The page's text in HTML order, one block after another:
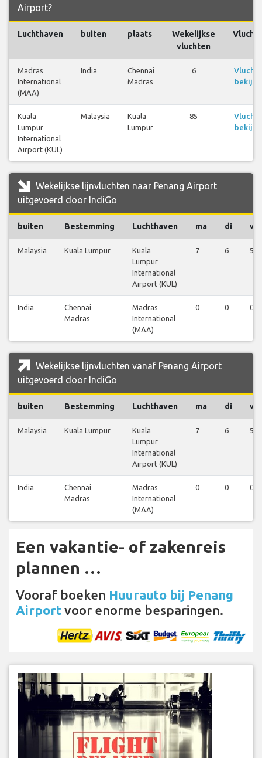
Airport?
Luchthaven buiten plaats
Wekelijkse
vluchten
Madras
International
(MAA)
India
Chennai
Madras
6
Kuala
Lumpur
International
Airport (KUL)
Malaysia
Kuala
Lumpur
85
Wekelijkse lijnvluchten naar Penang Airport
uitgevoerd door IndiGo
buiten Bestemming Luchthaven ma di wo
Malaysia Kuala Lumpur
Kuala
Lumpur
International
Airport (KUL)
7 6 5
India
Chennai
Madras
Madras
International
(MAA)
0 0 0
Wekelijkse lijnvluchten vanaf Penang Airport
uitgevoerd door IndiGo
buiten Bestemming Luchthaven ma di wo
Malaysia Kuala Lumpur
Kuala
Lumpur
International
Airport (KUL)
7 6 5
India
Chennai
Madras
Madras
International
(MAA)
0 0 0
Een vakantie- of zakenreis
plannen …
Vooraf boeken Huurauto bij Penang
Airport voor enorme besparingen.